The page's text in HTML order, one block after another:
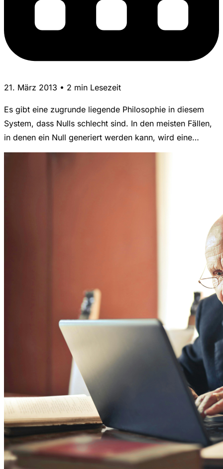
21. März 2013 • 2 min Lesezeit
Es gibt eine zugrunde liegende Philosophie in diesem
System, dass Nulls schlecht sind. In den meisten Fällen,
in denen ein Null generiert werden kann, wird eine…